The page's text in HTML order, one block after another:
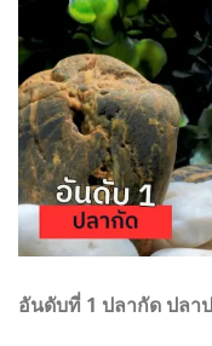
อันดับที่ 1 ปลากัด ปลา